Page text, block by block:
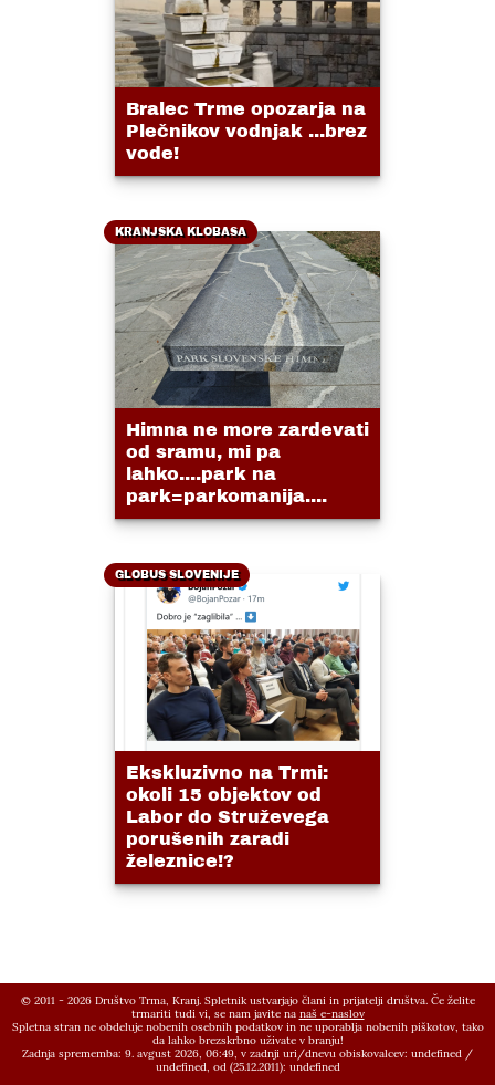
Bralec Trme opozarja na
Plečnikov vodnjak ...brez
vode!
KRANJSKA KLOBASA
Himna ne more zardevati
od sramu, mi pa
lahko....park na
park=parkomanija....
GLOBUS SLOVENIJE
Ekskluzivno na Trmi:
okoli 15 objektov od
Labor do Struževega
porušenih zaradi
železnice!?
© 2011 - 2026 Društvo Trma, Kranj. Spletnik ustvarjajo člani in prijatelji društva. Če želite
trmariti tudi vi, se nam javite na naš e-naslov
Spletna stran ne obdeluje nobenih osebnih podatkov in ne uporablja nobenih piškotov, tako
da lahko brezskrbno uživate v branju!
Zadnja sprememba: 9. avgust 2026, 06:49, v zadnji uri/dnevu obiskovalcev: undefined /
undefined , od (25.12.2011): undefined